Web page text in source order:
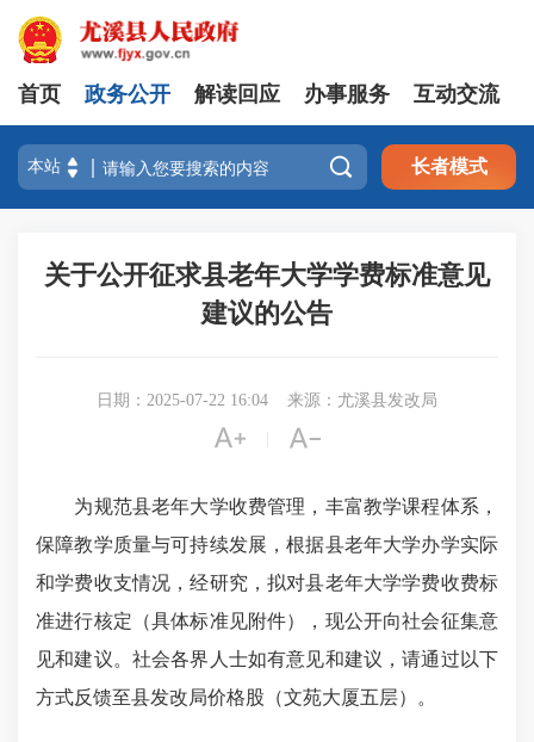
首页 政务公开 解读回应 办事服务 互动交流
 长者模式
关于公开征求县老年大学学费标准意见
建议的公告
日期：2025-07-22 16:04 来源：尤溪县发改局
 
为规范县老年大学收费管理，丰富教学课程体系，
保障教学质量与可持续发展，根据县老年大学办学实际
和学费收支情况，经研究，拟对县老年大学学费收费标
准进行核定（具体标准见附件），现公开向社会征集意
见和建议。社会各界人士如有意见和建议，请通过以下
方式反馈至县发改局价格股（文苑大厦五层）。